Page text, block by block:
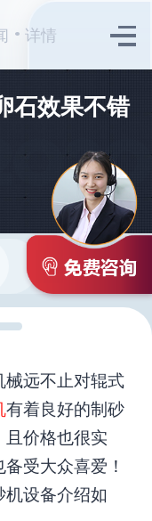
详情
石效果不错
远不止对辊式
有着良好的制砂
价格也很实
受大众喜爱！
设备介绍如